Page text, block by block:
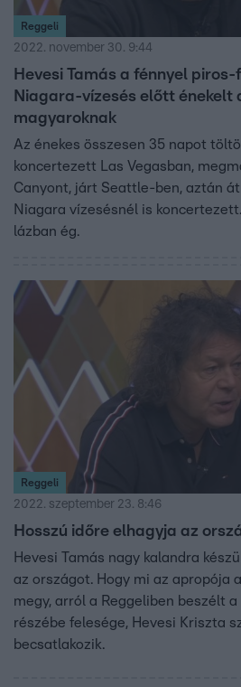
Reggeli
2022. november 30. 9:44
Hevesi Tamás a fénnyel
Niagara-vízesés előtt énekelt
magyaroknak
Az énekes összesen 35 napot
koncertezett Las Vegasban,
Canyont, járt Seattle-ben, aztán
Niagara vízesésnél is
lázban ég.
Reggeli
2022. szeptember 23. 8:46
Hosszú időre elhagyja az
Hevesi Tamás nagy kalandra
az országot. Hogy mi az apropója
megy, arról a Reggeliben beszélt
részébe felesége, Hevesi Kriszta
becsatlakozik.